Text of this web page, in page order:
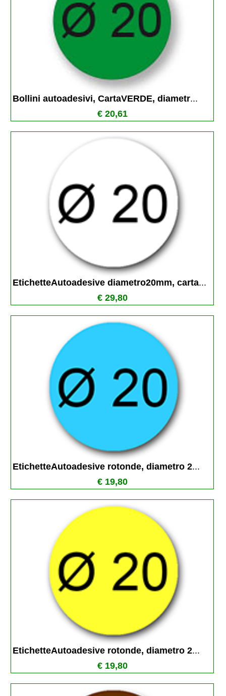
Bollini autoadesivi, CartaVERDE, diametr...
€ 20,61
EtichetteAutoadesive diametro20mm, carta...
€ 29,80
EtichetteAutoadesive rotonde, diametro 2...
€ 19,80
EtichetteAutoadesive rotonde, diametro 2...
€ 19,80